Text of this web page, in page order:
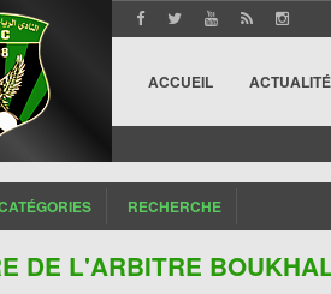
ACCUEIL
RECHERCHE
DE L'ARBITRE